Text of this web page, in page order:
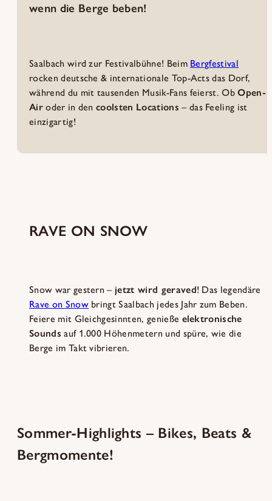
wenn die Berge beben!
Saalbach wird zur Festivalbühne! Beim Bergfestival
rocken deutsche & internationale Top-Acts das Dorf,
während du mit tausenden Musik-Fans feierst. ObOpen-
Airoder in dencoolsten Locations – das Feeling ist
einzigartig!
RAVE ON SNOW
Snow war gestern – jetzt wird geraved! Das legendäre
Rave on Snowbringt Saalbach jedes Jahr zum Beben.
Feiere mit Gleichgesinnten, genieße elektronische
Sounds auf 1.000 Höhenmetern und spüre, wie die
Berge im Takt vibrieren.
Sommer-Highlights – Bikes, Beats &
Bergmomente!